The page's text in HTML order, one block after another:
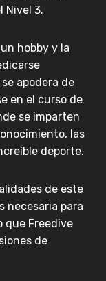
Nivel 3.
hobby y la
apodera de
en el curso de
se imparten
las
deporte.
de este
necesaria para
que Freedive
de